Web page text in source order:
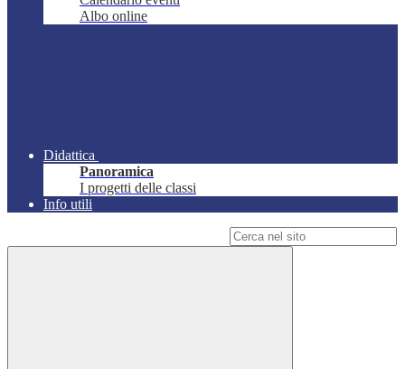
Albo online
Didattica
Panoramica
I progetti delle classi
Info utili